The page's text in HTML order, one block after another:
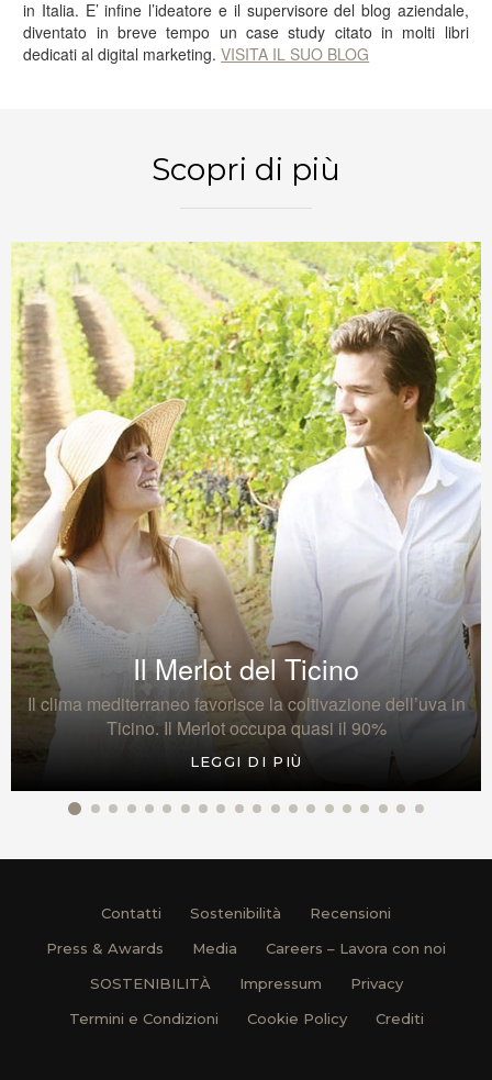
in Italia. E’ infine l’ideatore e il supervisore del blog aziendale,
diventato in breve tempo un case study citato in molti libri
dedicati al digital marketing.VISITA IL SUO BLOG
Scopri di più
Il Merlot del Ticino
Il clima mediterraneo favorisce la coltivazione dell’uva in
Ticino. Il Merlot occupa quasi il 90%
LEGGI DI PIÙ
Contatti Sostenibilità
Recensioni
Press & Awards
Media
Careers – Lavora con noi
SOSTENIBILITÀ
Impressum
Privacy
Termini e Condizioni
Cookie Policy Crediti